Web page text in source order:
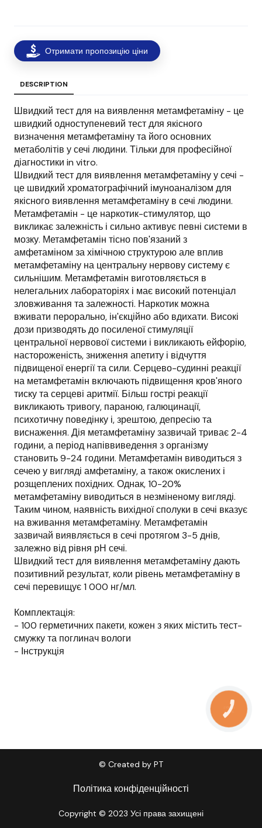
Отримати пропозицію ціни
DESCRIPTION
Швидкий тест для на виявлення метамфетаміну - це
швидкий одноступеневий тест для якісного
визначення метамфетаміну та його основних
метаболітів у сечі людини. Тільки для професійної
діагностики in vitro.
Швидкий тест для виявлення метамфетаміну у сечі -
це швидкий хроматографічний імуноаналізом для
якісного виявлення метамфетаміну в сечі людини.
Метамфетамін - це наркотик-стимулятор, що
викликає залежність і сильно активує певні системи в
мозку. Метамфетамін тісно пов'язаний з
амфетаміном за хімічною структурою але вплив
метамфетаміну на центральну нервову систему є
сильнішим. Метамфетамін виготовляється в
нелегальних лабораторіях і має високий потенціал
зловживання та залежності. Наркотик можна
вживати перорально, ін'єкційно або вдихати. Високі
дози призводять до посиленої стимуляції
центральної нервової системи і викликають ейфорію,
настороженість, зниження апетиту і відчуття
підвищеної енергії та сили. Серцево-судинні реакції
на метамфетамін включають підвищення кров'яного
тиску та серцеві аритмії. Більш гострі реакції
викликають тривогу, параною, галюцинації,
психотичну поведінку і, зрештою, депресію та
виснаження. Дія метамфетаміну зазвичай триває 2-4
години, а період напіввиведення з організму
становить 9-24 години. Метамфетамін виводиться з
сечею у вигляді амфетаміну, а також окислених і
розщеплених похідних. Однак, 10-20%
метамфетаміну виводиться в незміненому вигляді.
Таким чином, наявність вихідної сполуки в сечі вказує
на вживання метамфетаміну. Метамфетамін
зазвичай виявляється в сечі протягом 3-5 днів,
залежно від рівня рН сечі.
Швидкий тест для виявлення метамфетаміну дають
позитивний результат, коли рівень метамфетаміну в
сечі перевищує 1 000 нг/мл.
Комплектація:
- 100 герметичних пакети, кожен з яких містить тест-
смужку та поглинач вологи
- Інструкція
© Created by PT
Політика конфіденційності
Copyright © 2023 Усі права захищені
КНОПКА
ЗВ'ЯЗКУ